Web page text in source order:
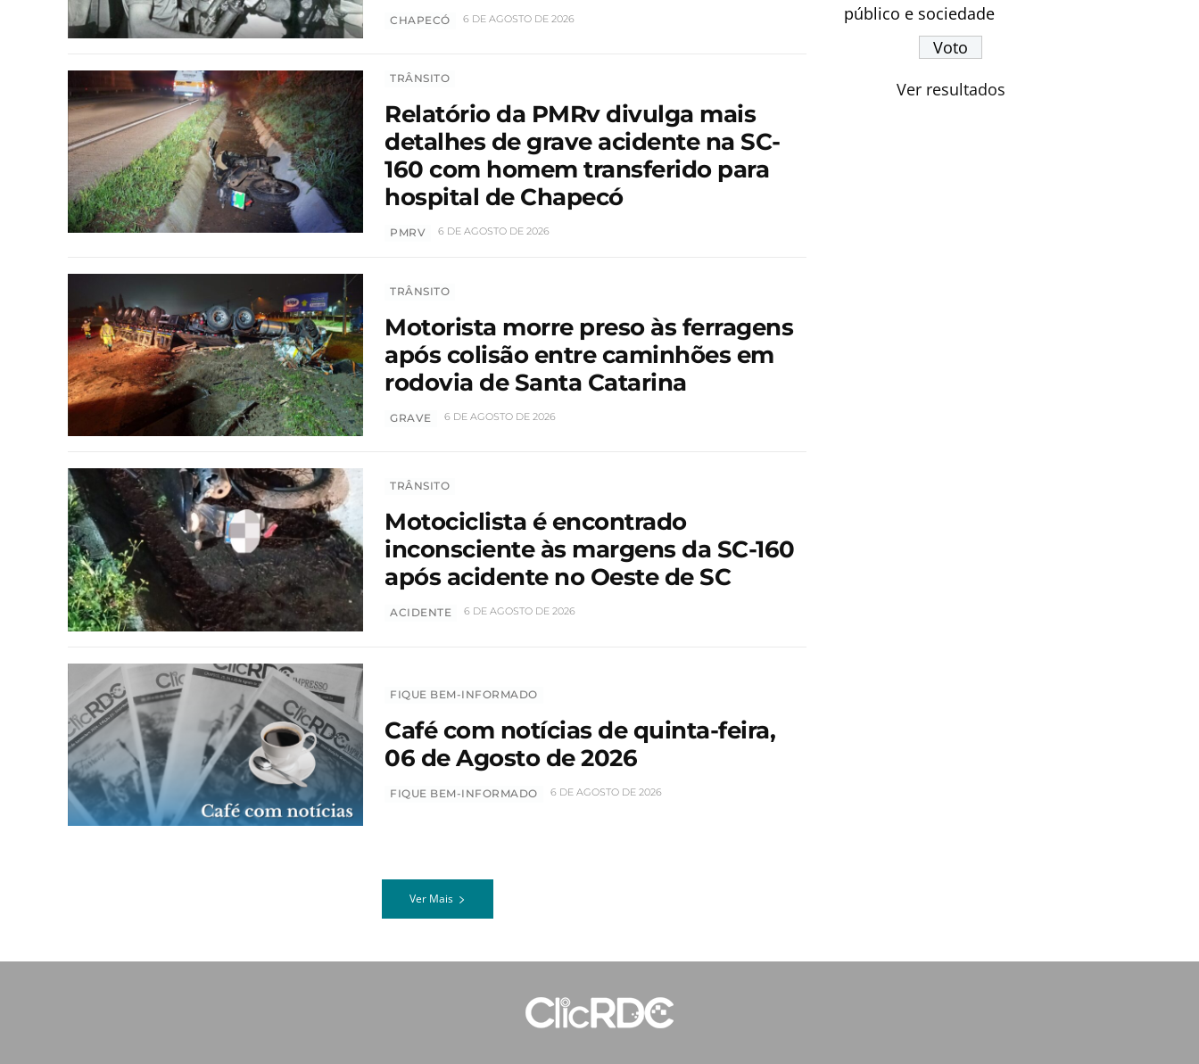
CHAPECÓ 6 DE AGOSTO DE 2026
TRÂNSITO
Relatório da PMRv divulga mais
detalhes de grave acidente na SC-
160 com homem transferido para
hospital de Chapecó
PMRV 6 DE AGOSTO DE 2026
TRÂNSITO
Motorista morre preso às ferragens
após colisão entre caminhões em
rodovia de Santa Catarina
GRAVE 6 DE AGOSTO DE 2026
TRÂNSITO
Motociclista é encontrado
inconsciente às margens da SC-160
após acidente no Oeste de SC
ACIDENTE 6 DE AGOSTO DE 2026
FIQUE BEM-INFORMADO
Café com notícias de quinta-feira,
06 de Agosto de 2026
FIQUE BEM-INFORMADO 6 DE AGOSTO DE 2026
Ver Mais
público e sociedade
Ver resultados